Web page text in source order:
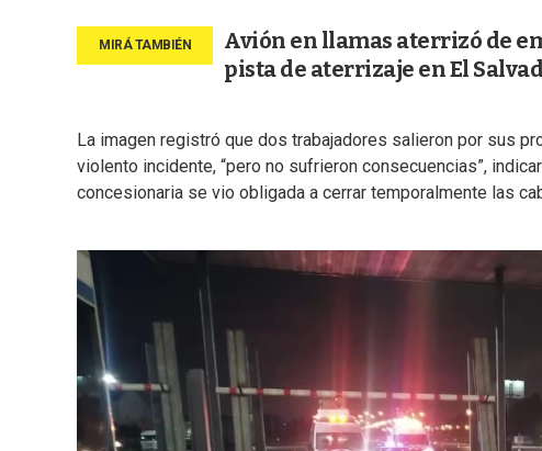
Avión en llamas aterrizó de
pista de aterrizaje en El
La imagen registró que dos trabajadores salieron por sus
violento incidente, “pero no sufrieron consecuencias”,
concesionaria se vio obligada a cerrar temporalmente las